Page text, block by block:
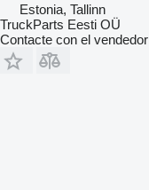
Estonia, Tallinn
TruckParts Eesti OÜ
Contacte con el vendedor